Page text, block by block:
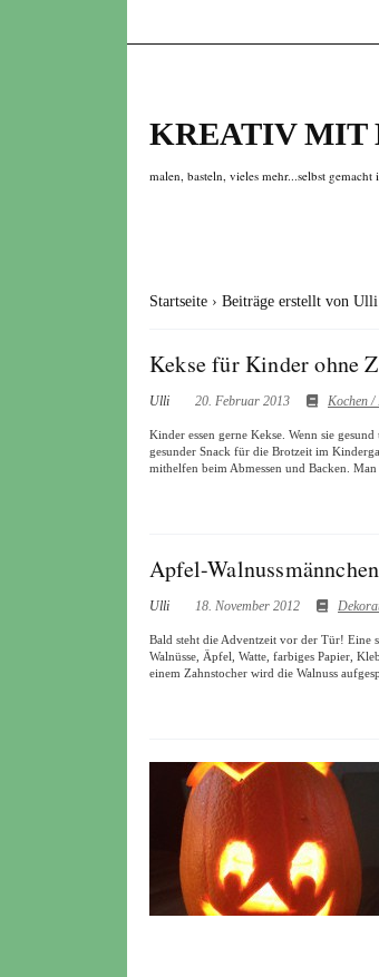
KREATIV MIT
malen, basteln, vieles mehr...selbst gemacht
Startseite › Beiträge erstellt von Ulli
Kekse für Kinder ohne
Ulli 20. Februar 2013 Kochen /
Kinder essen gerne Kekse. Wenn sie
gesunder Snack für die Brotzeit im
mithelfen beim Abmessen und Backen.
Apfel-Walnussmännchen
Ulli 18. November 2012
Bald steht die Adventzeit vor der Tür! Eine
Walnüsse, Äpfel, Watte, farbiges Papier,
einem Zahnstocher wird die Walnuss